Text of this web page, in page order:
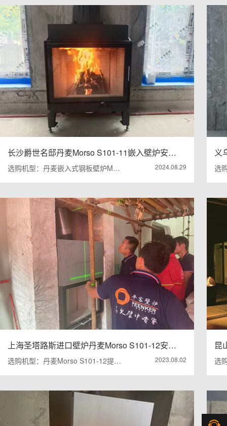
长沙爵世名邸丹麦Morso S101-11嵌入壁炉安…
选购机型：丹麦嵌入式钢板壁炉M… 2024.08.29
义
选
上海圣塔路斯进口壁炉丹麦Morso S101-12安…
选购机型：丹麦Morso S101-12提… 2023.08.02
昆
选